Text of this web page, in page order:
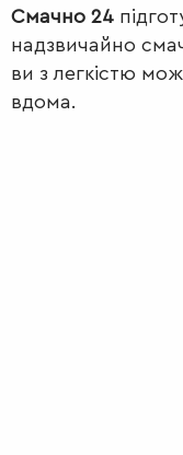
Смачно 24
надзвичайно
ви з легкістю
вдома.